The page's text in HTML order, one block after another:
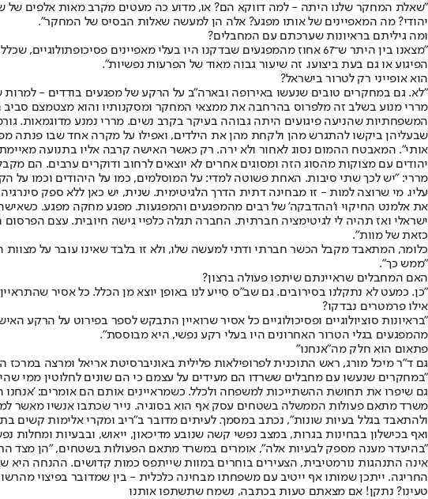
יהודי? מה המאפיינים של אותו מפגע? אלה הן למעשה שאלות הבסיס של המחקר".
ומה גיליתם בראיונות שערכתם עם המחבלים?
"מצאנו בין היתר ש־67 אחוז מהמפגעים שבדקנו היו בעלי מאפיינים
הפיגוע או גם בעת ביצועו. זה שיעור גבוה מאוד של הפרעות נפשיות".
הוא אופייני רק לטרור בישראל?
"לא. גם במחקרים טובים שנעשו באירופה ובארה"ב על הרקע של מפגעים בודדים - למרות
מררי מנוע בשלב זה מלפרוס בהרחבה את ממצאי המחקר ומסקנותיו והוא מצטמצם
המשפחתיות שהניעה פיגועים היתה גבוהה בעיקר בקרב נשים. מררי נמנע מדוגמאות.
שבעליהן ביקשו להתגרש מהן ולקחת מהן את הילדים, ואפילו על מקרה אחד שבו פנתה
אותי". המאבטח ההמום נסוג לאחור ולא ירה. רק כאשר האישה קרבה אליו בתנועה
יהודים עם מצוקות מהסוג הזה ומסוגים אחרים לא יוצאים לרחוב ודוקרים ערבים. הם
מררי: "יש לכך שתי סיבות. האחת פשוטה למדי: על המוסלמים, כמו על היהודים וכמו על
עליו. מי שרוצה למות - זו מבחינה דתית הדרך הלגיטימית. שנית, יש כאן ללא ספק
את אלמנט החיקוי ו'ההדבקה' של רבים מהמפגעים והמפגעות. מפגע מחקה מפגע.
ישראלי ואז תהיה לי לגיטימציה חברתית. החברה תגלה כלפיי גישה חיובית. עצם
כזאת של מוות".
כלומר, המתאבד מקבל הכשר חברתי ודתי למעשה שלו, ולא זו בלבד שאינו עובר על
"ממש כך".
האם המחבלים שראיינתם שיתפו פעולה ברצון?
"כן. כמעט לא נתקלנו בסירובים. גם שב"ס סייע לנו באופן יוצא מן הכלל. כל אסיר
אילו פרמטרים נבדקו?
"בראיונות סוציולוגיים ופסיכולוגיים כל אסיר שרואיין התבקש לספר בפירוט על
מהמפגעים בגלי הטרור האחרונים היו בעלי רקע נפשי, היא מבוססת".
פתאום הוא חלק מה"אנחנו"
גם ד"ר מיכל מורג, ראש התוכנית לפרופילאות פלילית באוניברסיטת אריאל ומרצה
"במחקרים שנעשו עם מחבלים ששרדו הם מעידים על עצמם כי הם שונים לחלוטין ממי
גם שיפרו את תחושת ההשתייכות למשפחה ולכלל. כשמראיינים אותם הם אומרים:
ולהתאבד בגלל בעיות שונות", נכתב במסמך. לעיתים מדובר ב"ריב ומקרי אלימות קשים
ואף בכישלון בבחינות בגרות, במצב נפשי קשה שנובע מדיכאון, ייאוש, ובבעיות ומחלות
"בהיעדר מענה מספק לבעיות אלה", אומרים במשרד מתאם הפעולות בשטחים, "הן מצד
אינה התנהגות נורמטיבית, הצעירים בוחרים במוות שייתפס כמות קדושים. ההנחה היא
החריגה. ייתכן שמותו אף ייטיב עם משפחתו מבחינה כלכלית - בין שמדובר בפיצוי
טעינו? נתקן! אם מצאתם טעות בכתבה, נשמח שתשתפו אותנו